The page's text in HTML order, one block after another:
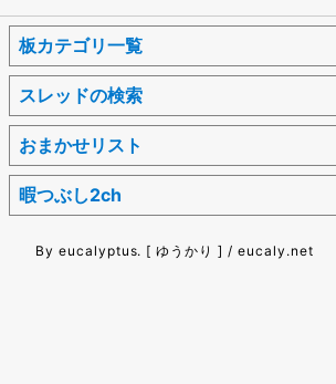
板カテゴリ一覧
スレッドの検索
おまかせリスト
暇つぶし2ch
By eucalyptus. [ ゆうかり ] / eucaly.net